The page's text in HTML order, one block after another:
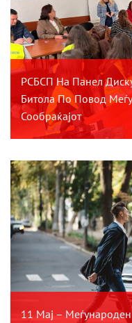
РСБСП На Панел
Битола По Повод
Сообраќајот
11 Мај –